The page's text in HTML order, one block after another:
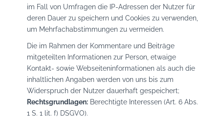
im Fall von Umfragen die IP-Adressen der Nutzer für
deren Dauer zu speichern und Cookies zu verwenden,
um Mehrfachabstimmungen zu vermeiden.
Die im Rahmen der Kommentare und Beiträge
mitgeteilten Informationen zur Person, etwaige
Kontakt- sowie Webseiteninformationen als auch die
inhaltlichen Angaben werden von uns bis zum
Widerspruch der Nutzer dauerhaft gespeichert;
Rechtsgrundlagen:Berechtigte Interessen (Art. 6 Abs.
1 S. 1 lit. f) DSGVO).